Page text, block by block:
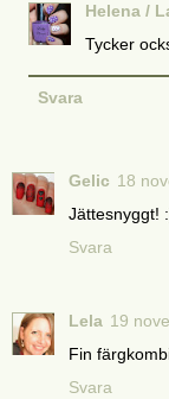
Helena /
Tycker
Svara
Gelic 18
Jättesnyggt!
Svara
Lela 19
Fin
Svara